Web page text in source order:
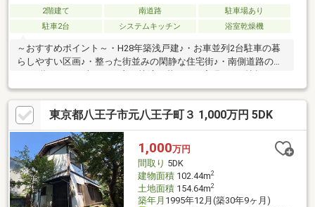
2階建て 南道路
駐車場あり
駐車2台
システムキッチン 浴室乾燥機
～おすすめポイント～・H28年築浅戸建♪・お車並列2台駐車の暮
らしやすい区画♪・整った街並みの閑静な住宅街♪・南側道路のた
め1.2階ともに日当たりが良く快適な暮らしを実現♪・16帖超の
広々としたLDKは、南側のため明るく温かい空間です♪・LDK横の
和室は、子供部屋や客間にピッタリな使いやすい空間♪～リフォー
ム内容～・外壁洗浄 ・クロス張替 ・和室（畳）・トイレ交換
（1F） ・コンロ交換 ・給湯器交換 etc...～お好きな日時にご内
見可能～「宅地建物取引士」、「住宅ローンアドバイザー」資格
保有者が担当いたします！住宅ローン無料相談承ります！お気軽
にお問合せください！
東京都八王子市元八王子町３ 1,000万円 5DK
1,000万円
間取り 5DK
建物面積102.44m2
土地面積154.64m2
築年月 1995年12月(築30年9ヶ月)